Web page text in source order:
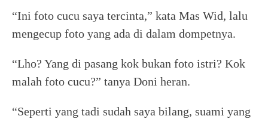
“Ini foto cucu saya tercinta,” kata Mas Wid, lalu
mengecup foto yang ada di dalam dompetnya.
“Lho? Yang di pasang kok bukan foto istri? Kok
malah foto cucu?” tanya Doni heran.
“Seperti yang tadi sudah saya bilang, suami yang